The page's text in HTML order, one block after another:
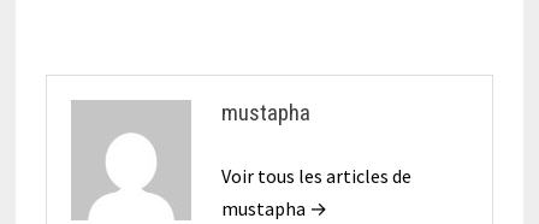
mustapha
Voir tous les articles de
mustapha →